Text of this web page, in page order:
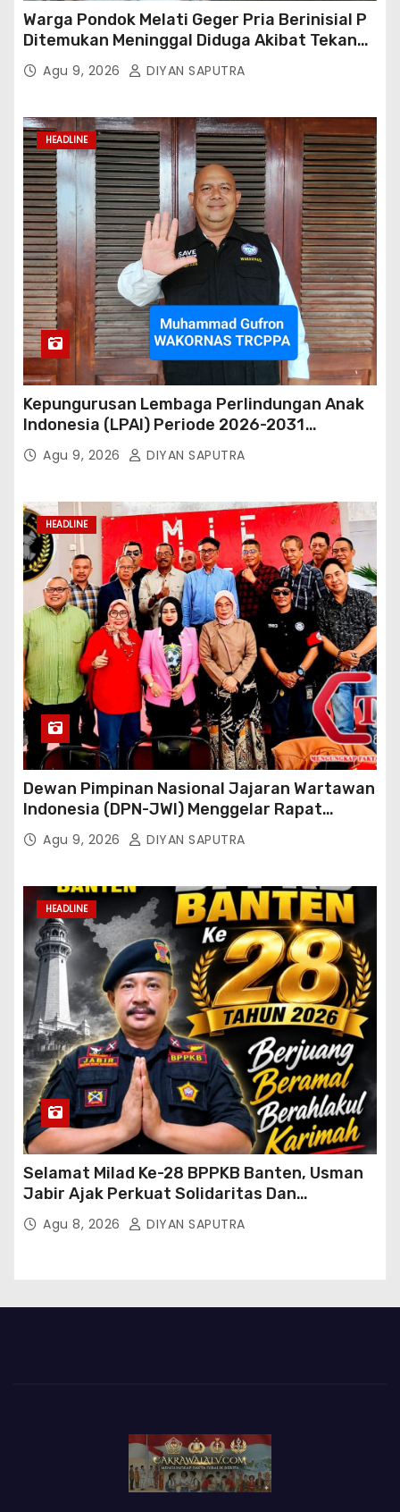
Warga Pondok Melati Geger Pria Berinisial P
Ditemukan Meninggal Diduga Akibat Tekanan
Hutang
Agu 9, 2026 DIYAN SAPUTRA
HEADLINE
Kepungurusan Lembaga Perlindungan Anak
Indonesia (LPAI) Periode 2026-2031
Terbentuk, Wakil Kordinator Nasional Tim
Reaksi Cepat Perlindungan Perempuan Anak
Mengapresiasi Dan Beri Selamat
Agu 9, 2026 DIYAN SAPUTRA
HEADLINE
Dewan Pimpinan Nasional Jajaran Wartawan
Indonesia (DPN-JWI) Menggelar Rapat
Konsolidasi Dan Restrukturisasi Di Jakarta
Agu 9, 2026 DIYAN SAPUTRA
HEADLINE
Selamat Milad Ke-28 BPPKB Banten, Usman
Jabir Ajak Perkuat Solidaritas Dan
Kebersamaan
Agu 8, 2026 DIYAN SAPUTRA